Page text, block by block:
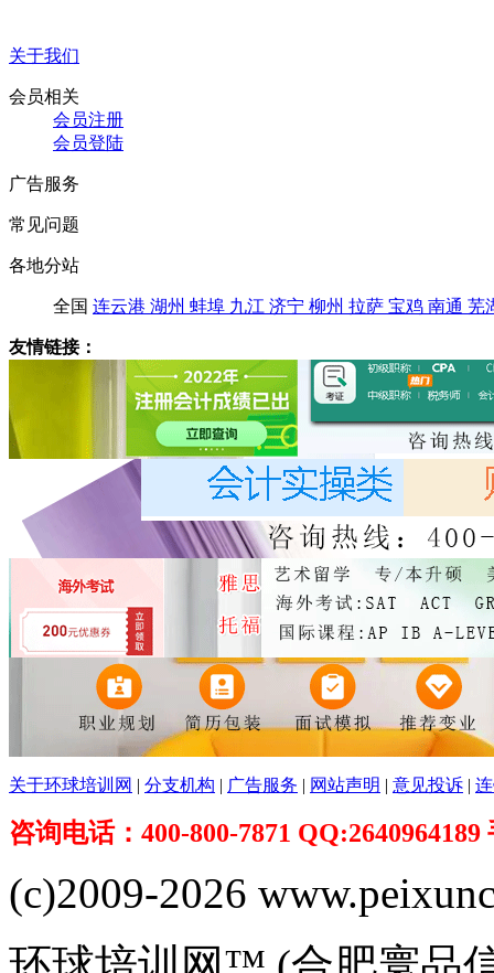
关于我们
会员相关
会员注册
会员登陆
广告服务
常见问题
各地分站
全国 连云港 湖州 蚌埠 九江 济宁 柳州 拉萨 宝鸡 南通 芜
友情链接：
关于环球培训网 | 分支机构 | 广告服务 | 网站声明 | 意见投诉 |
咨询电话：400-800-7871
(c)2009-2026